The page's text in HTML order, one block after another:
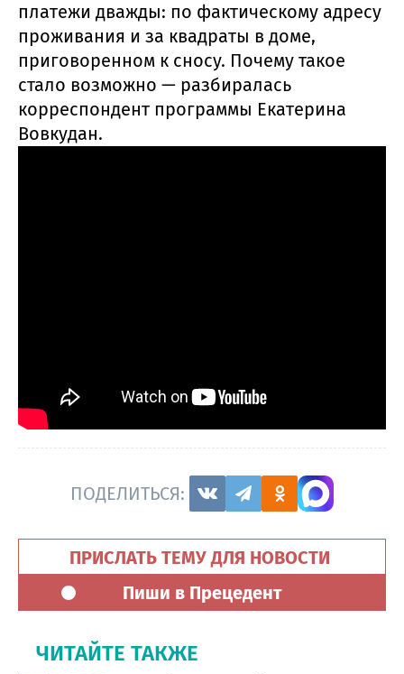
платежи дважды: по фактическому адресу
проживания и за квадраты в доме,
приговоренном к сносу. Почему такое
стало возможно — разбиралась
корреспондент программы Екатерина
Вовкудан.
ПОДЕЛИТЬСЯ:
ПРИСЛАТЬ ТЕМУ ДЛЯ НОВОСТИ
Пиши в Прецедент
ЧИТАЙТЕ ТАКЖЕ